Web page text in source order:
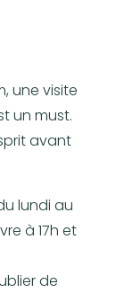
une visite
un must.
avant
lundi au
à 17h et
de